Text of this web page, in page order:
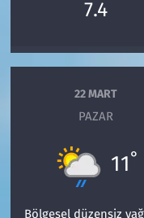
7.4
22 MART
PAZAR
11°
Bölgesel düzensiz